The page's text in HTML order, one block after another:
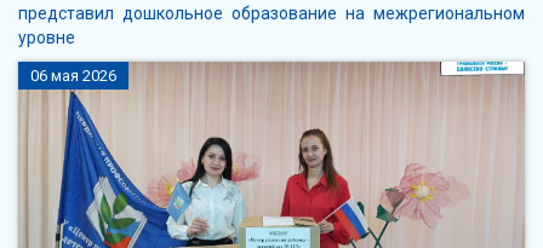
представил дошкольное образование на межрегиональном
уровне
06 мая 2026